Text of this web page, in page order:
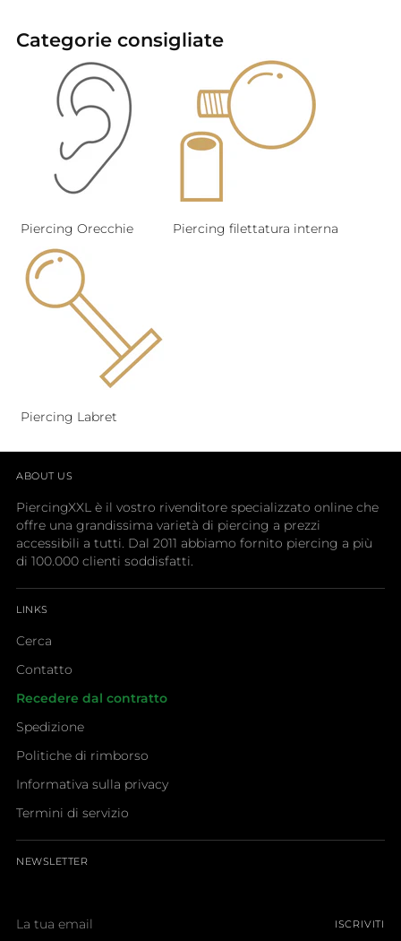
Categorie consigliate
Piercing Orecchie Piercing filettatura interna
Piercing Labret
ABOUT US
PiercingXXL è il vostro rivenditore specializzato online che
offre una grandissima varietà di piercing a prezzi
accessibili a tutti. Dal 2011 abbiamo fornito piercing a più
di 100.000 clienti soddisfatti.
LINKS
Cerca
Contatto
Recedere dal contratto
Spedizione
Politiche di rimborso
Informativa sulla privacy
Termini di servizio
NEWSLETTER
tua
ISCRIVITI